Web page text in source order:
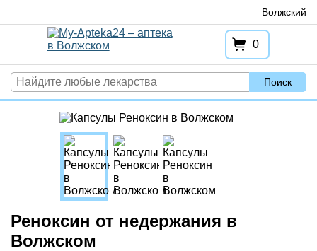
содержимому
Волжский
0
Поиск
Реноксин от недержания в
Волжском